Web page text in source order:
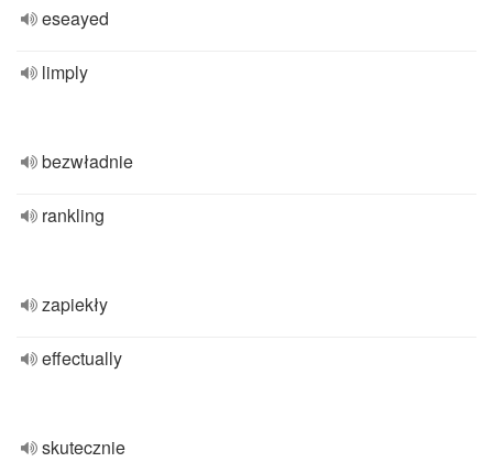
eseayed
limply
bezwładnie
rankling
zapiekły
effectually
skutecznie